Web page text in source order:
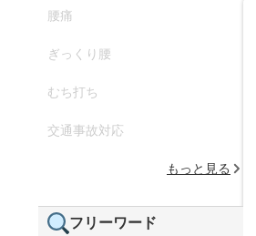
腰痛
ぎっくり腰
むち打ち
交通事故対応
もっと見る
フリーワード